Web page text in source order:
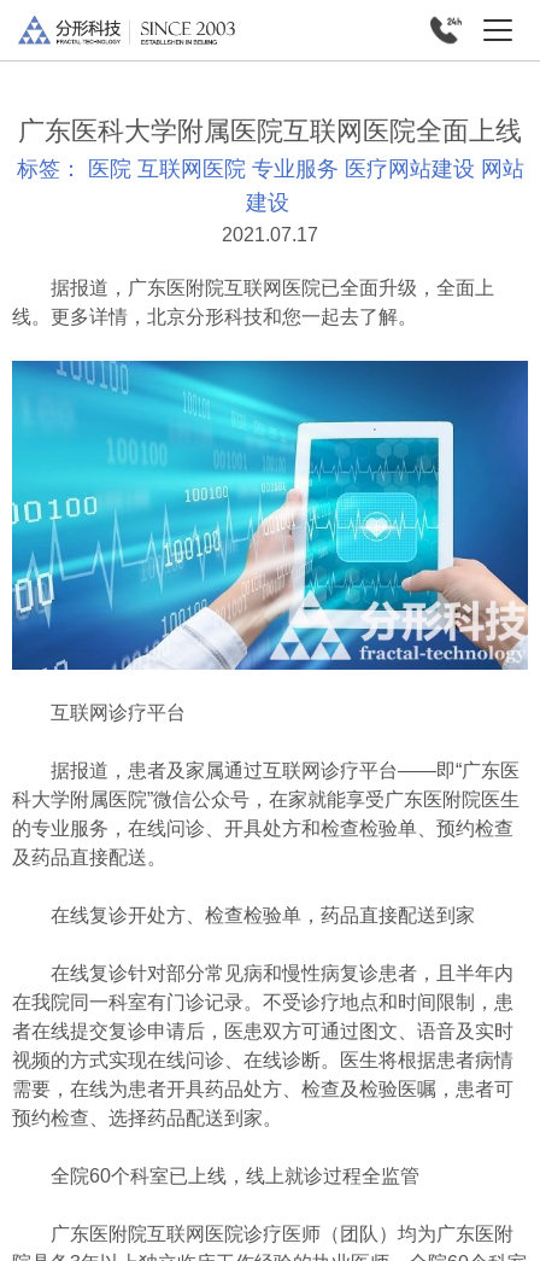
广东医科大学附属医院互联网医院全面上线
标签： 医院 互联网医院 专业服务 医疗网站建设 网站
建设
2021.07.17
据报道，广东医附院互联网医院已全面升级，全面上
线。更多详情，北京分形科技和您一起去了解。
互联网诊疗平台
据报道，患者及家属通过互联网诊疗平台——即“广东医
科大学附属医院”微信公众号，在家就能享受广东医附院医生
的专业服务，在线问诊、开具处方和检查检验单、预约检查
及药品直接配送。
在线复诊开处方、检查检验单，药品直接配送到家
在线复诊针对部分常见病和慢性病复诊患者，且半年内
在我院同一科室有门诊记录。不受诊疗地点和时间限制，患
者在线提交复诊申请后，医患双方可通过图文、语音及实时
视频的方式实现在线问诊、在线诊断。医生将根据患者病情
需要，在线为患者开具药品处方、检查及检验医嘱，患者可
预约检查、选择药品配送到家。
全院60个科室已上线，线上就诊过程全监管
广东医附院互联网医院诊疗医师（团队）均为广东医附